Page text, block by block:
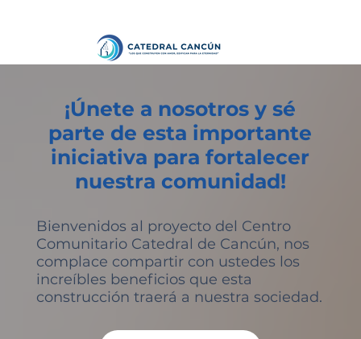
¡Únete a nosotros y sé
parte de esta importante
iniciativa para fortalecer
nuestra comunidad!
Bienvenidos al proyecto del Centro
Comunitario Catedral de Cancún, nos
complace compartir con ustedes los
increíbles beneficios que esta
construcción traerá a nuestra sociedad.